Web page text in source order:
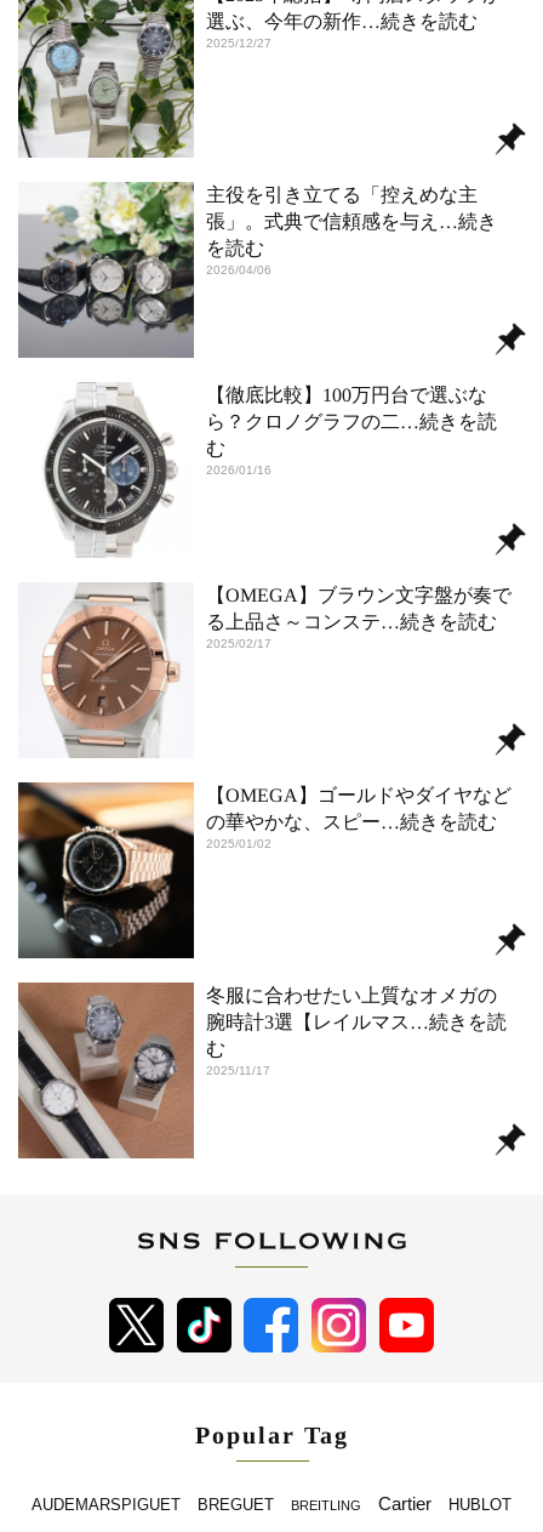
選ぶ、今年の新作…続きを読む
2025/12/27
主役を引き立てる「控えめな主
張」。式典で信頼感を与え …続き
を読む
2026/04/06
【徹底比較】100万円台で選ぶな
ら？クロノグラフの二 …続きを読
む
2026/01/16
【OMEGA】ブラウン文字盤が奏で
る上品さ～コンステ…続きを読む
2025/02/17
【OMEGA】ゴールドやダイヤなど
の華やかな、スピー…続きを読む
2025/01/02
冬服に合わせたい上質なオメガの
腕時計3選【レイルマス …続きを読
む
2025/11/17
Popular Tag
AUDEMARSPIGUET BREGUET BREITLING Cartier HUBLOT